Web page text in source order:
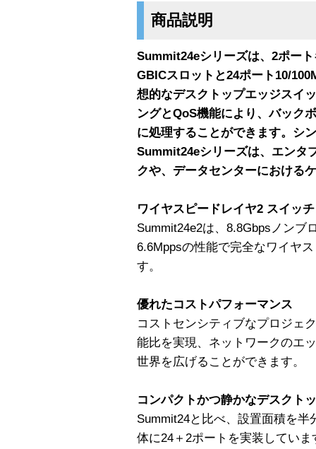
商品説明
Summit24eシリーズは、2ポー
GBICスロットと24ポート10/
想的なデスクトップエッジスイ
ングとQoS機能により、バック
に処理することができます。シ
Summit24eシリーズは、エンタ
クや、データセンターにおける
ワイヤスピードレイヤ2 スイッ
Summit24e2は、8.8Gbpsノンブ
6.6Mppsの性能で完全なワイヤ
す。
優れたコストパフォーマンス
コストセンシティブなプロジェ
能比を実現、ネットワークのエ
世界を広げることができます。
コンパクトかつ静かなデスクト
Summit24と比べ、設置面積を
体に24＋2ポートを実装してい